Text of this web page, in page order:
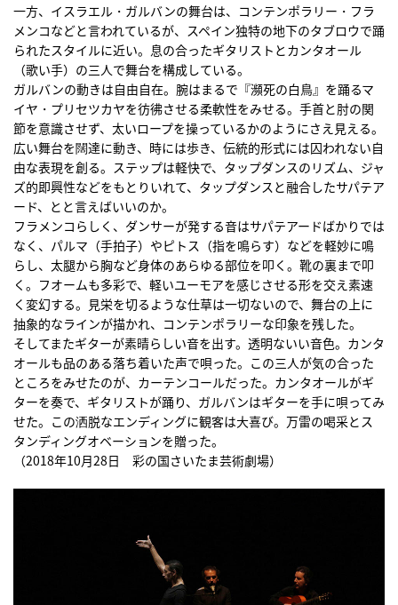
一方、イスラエル・ガルバンの舞台は、コンテンポラリー・フラ
メンコなどと言われているが、スペイン独特の地下のタブロウで踊
られたスタイルに近い。息の合ったギタリストとカンタオール
（歌い手）の三人で舞台を構成している。
ガルバンの動きは自由自在。腕はまるで『瀕死の白鳥』を踊るマ
イヤ・プリセツカヤを彷彿させる柔軟性をみせる。手首と肘の関
節を意識させず、太いロープを操っているかのようにさえ見える。
広い舞台を闊達に動き、時には歩き、伝統的形式には囚われない自
由な表現を創る。ステップは軽快で、タップダンスのリズム、ジャ
ズ的即興性などをもとりいれて、タップダンスと融合したサパテア
ード、とと言えばいいのか。
フラメンコらしく、ダンサーが発する音はサパテアードばかりでは
なく、パルマ（手拍子）やピトス（指を鳴らす）などを軽妙に鳴
らし、太腿から胸など身体のあらゆる部位を叩く。靴の裏まで叩
く。フオームも多彩で、軽いユーモアを感じさせる形を交え素速
く変幻する。見栄を切るような仕草は一切ないので、舞台の上に
抽象的なラインが描かれ、コンテンポラリーな印象を残した。
そしてまたギターが素晴らしい音を出す。透明ないい音色。カンタ
オールも品のある落ち着いた声で唄った。この三人が気の合った
ところをみせたのが、カーテンコールだった。カンタオールがギ
ターを奏で、ギタリストが踊り、ガルバンはギターを手に唄ってみ
せた。この洒脱なエンディングに観客は大喜び。万雷の喝采とス
タンディングオベーションを贈った。
（2018年10月28日 彩の国さいたま芸術劇場）